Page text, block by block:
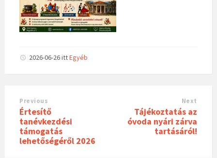
2026-06-26ittEgyéb
Previous
Értesítő
tanévkezdési
támogatás
lehetőségéről 2026
Next
Tájékoztatás az
óvoda nyári zárva
tartásáról!